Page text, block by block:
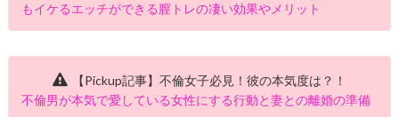
もイケるエッチができる膣トレの凄い効果やメリット
【Pickup記事】不倫女子必見！彼の本気度は？！
不倫男が本気で愛している女性にする行動と妻との離婚の準備